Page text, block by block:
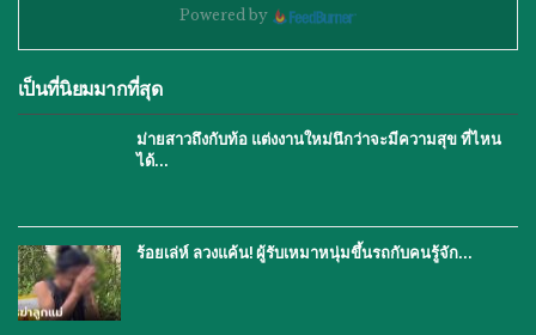
Powered by
เป็นที่นิยมมากที่สุด
ม่ายสาวถึงกับท้อ แต่งงานใหม่นึกว่าจะมีความสุข ที่ไหน
ได้…
ร้อยเล่ห์ ลวงแค้น! ผู้รับเหมาหนุ่มขึ้นรถกับคนรู้จัก…